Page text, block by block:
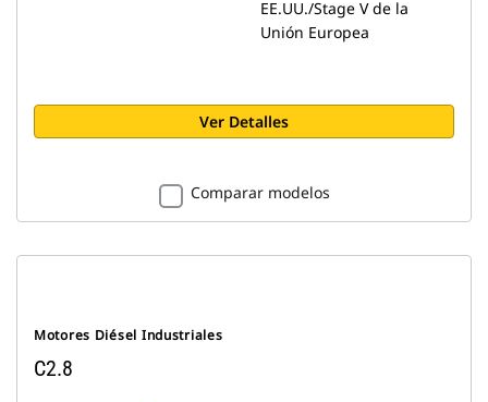
EE.UU./Stage V de la
Unión Europea
Ver Detalles
Comparar modelos
Motores Diésel Industriales
C2.8